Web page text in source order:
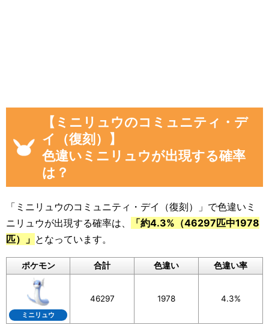
「現時点のミニリュウを見つけた数(イベント開
始後)」から「イベント開始前のミニリュウを見
つけた数」を引いた数が自動計算
るようになっています。
色違いに遭遇していない場合でも、通常のポケ
入力いただいた遭遇状況と「フリーコメント」
の内容は画像に反映されるほか、フォームの下
画像を保存することもできるので、X（旧Twitte
r）などSNSでの共有にもぜひご活用ください。
【ミニリュウのコミュニティ・デ
イ（復刻）】
色違いミニリュウが出現する確率
は？
「ミニリュウのコミュニティ・デイ（復刻）」で色違いミ
ニリュウが出現する確率は、
「約4.3%（46297匹中1978
匹）」 となっています。
ポケモン 合計 色違い 色違い率
ミニリュウ
46297 1978 4.3%